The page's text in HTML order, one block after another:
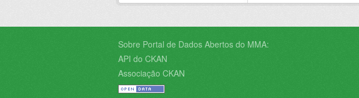
Sobre Portal de Dados Abertos do MMA:
API do CKAN
Associação CKAN